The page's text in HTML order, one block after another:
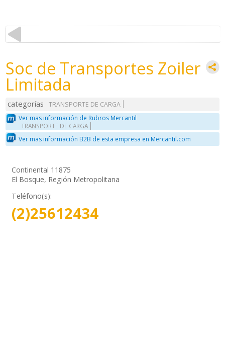
Soc de Transportes Zoiler
Limitada
categorías
TRANSPORTE DE CARGA
Ver mas información de Rubros Mercantil
TRANSPORTE DE CARGA
Ver mas información B2B de esta empresa en Mercantil.com
Continental 11875
El Bosque, Región Metropolitana
Teléfono(s):
(2)25612434